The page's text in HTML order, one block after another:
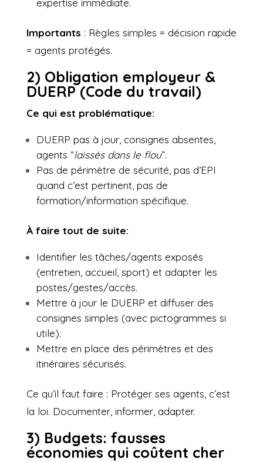
Importants : Règles simples = décision rapide
= agents protégés.
2) Obligation employeur &
DUERP (Code du travail)
Ce qui est problématique:
DUERP pas à jour, consignes absentes,
agents “laissés dans le flou”.
Pas de périmètre de sécurité, pas d’EPI
quand c’est pertinent, pas de
formation/information spécifique.
À faire tout de suite:
Identifier les tâches/agents exposés
(entretien, accueil, sport) et adapter les
postes/gestes/accès.
Mettre à jour le DUERP et diffuser des
consignes simples (avec pictogrammes si
utile).
Mettre en place des périmètres et des
itinéraires sécurisés.
Ce qu’il faut faire : Protéger ses agents, c’est
la loi. Documenter, informer, adapter.
3) Budgets: fausses
économies qui coûtent cher